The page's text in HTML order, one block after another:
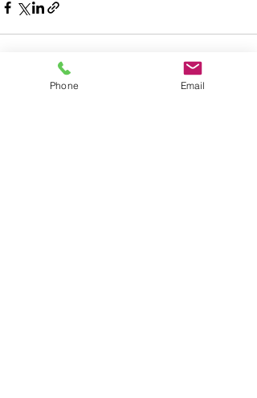
Phone Email